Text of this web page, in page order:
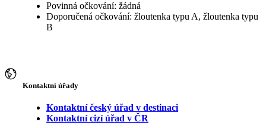
Povinná očkování: žádná
Doporučená očkování: žloutenka typu A, žloutenka typu
B
Kontaktní úřady
Kontaktní český úřad v destinaci
Kontaktní cizí úřad v ČR